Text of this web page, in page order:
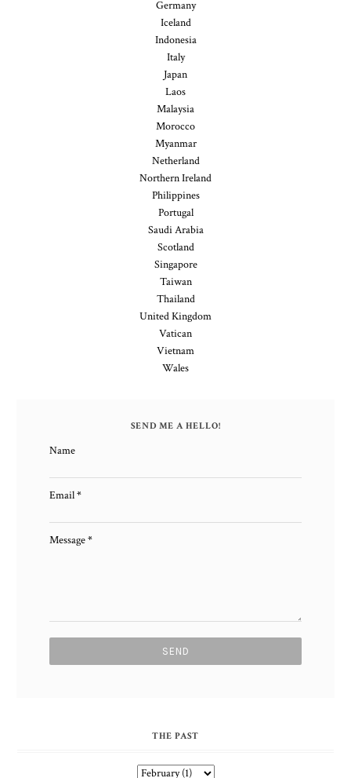
Germany
Iceland
Indonesia
Italy
Japan
Laos
Malaysia
Morocco
Myanmar
Netherland
Northern Ireland
Philippines
Portugal
Saudi Arabia
Scotland
Singapore
Taiwan
Thailand
United Kingdom
Vatican
Vietnam
Wales
SEND ME A HELLO!
Name
Email*
Message*
THE PAST